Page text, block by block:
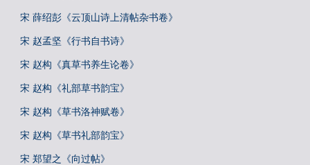
宋 薛绍彭《云顶山诗上清帖杂书卷》
宋 赵孟坚《行书自书诗》
宋 赵构《真草书养生论卷》
宋 赵构《礼部草书韵宝》
宋 赵构《草书洛神赋卷》
宋 赵构《草书礼部韵宝》
宋 郑望之《向过帖》